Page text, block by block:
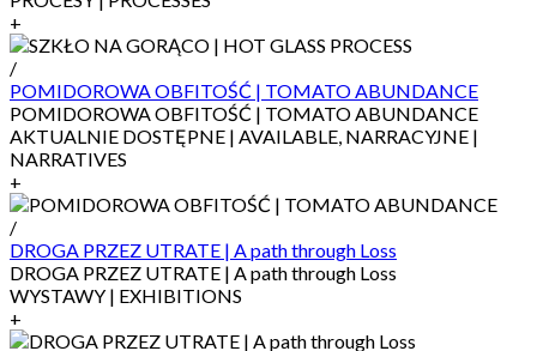
+
/
POMIDOROWA OBFITOŚĆ | TOMATO ABUNDANCE
POMIDOROWA OBFITOŚĆ | TOMATO ABUNDANCE
AKTUALNIE DOSTĘPNE | AVAILABLE, NARRACYJNE |
NARRATIVES
+
/
DROGA PRZEZ UTRATE | A path through Loss
DROGA PRZEZ UTRATE | A path through Loss
WYSTAWY | EXHIBITIONS
+